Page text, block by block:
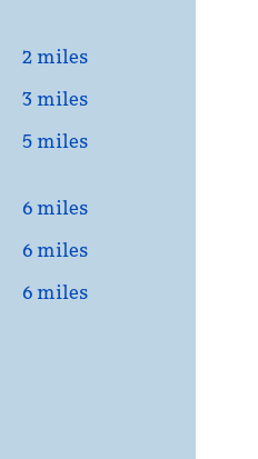
2 miles
3 miles
5 miles
6 miles
6 miles
6 miles